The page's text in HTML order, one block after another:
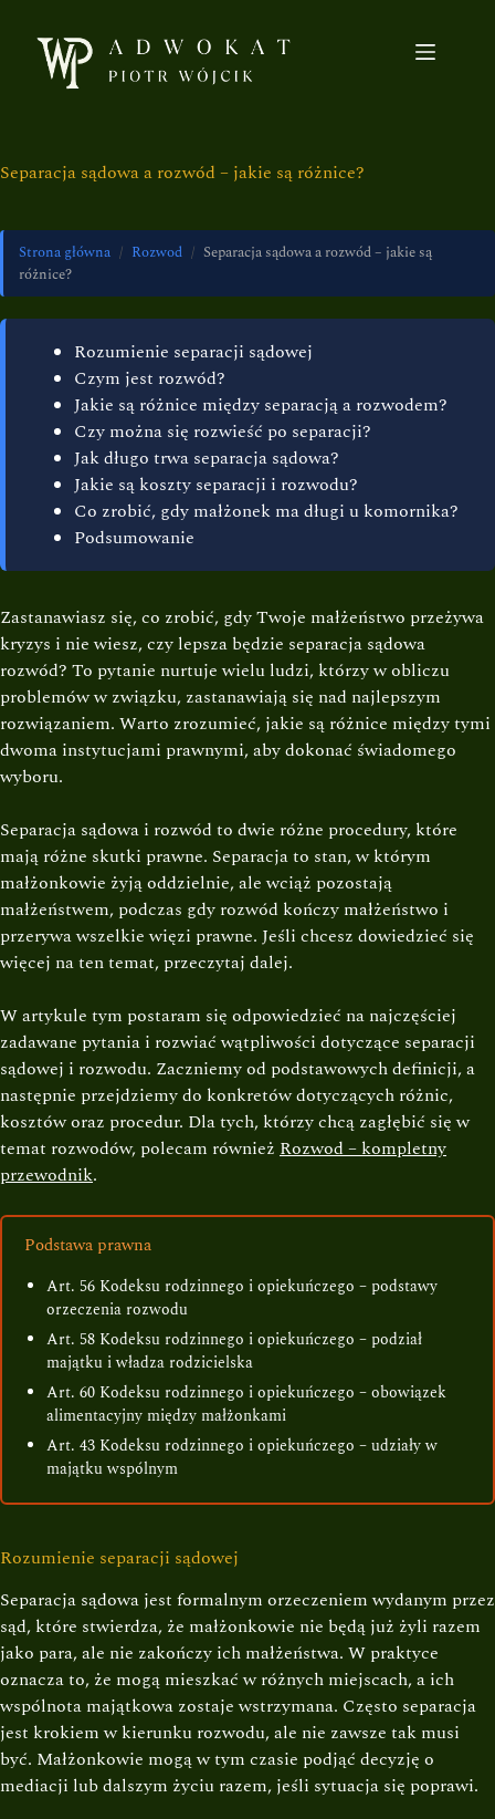
Separacja sądowa a rozwód – jakie są różnice?
Strona główna / Rozwod / Separacja sądowa a rozwód – jakie są
różnice?
Rozumienie separacji sądowej
Czym jest rozwód?
Jakie są różnice między separacją a rozwodem?
Czy można się rozwieść po separacji?
Jak długo trwa separacja sądowa?
Jakie są koszty separacji i rozwodu?
Co zrobić, gdy małżonek ma długi u komornika?
Podsumowanie
Zastanawiasz się, co zrobić, gdy Twoje małżeństwo przeżywa
kryzys i nie wiesz, czy lepsza będzie separacja sądowa
rozwód? To pytanie nurtuje wielu ludzi, którzy w obliczu
problemów w związku, zastanawiają się nad najlepszym
rozwiązaniem. Warto zrozumieć, jakie są różnice między tymi
dwoma instytucjami prawnymi, aby dokonać świadomego
wyboru.
Separacja sądowa i rozwód to dwie różne procedury, które
mają różne skutki prawne. Separacja to stan, w którym
małżonkowie żyją oddzielnie, ale wciąż pozostają
małżeństwem, podczas gdy rozwód kończy małżeństwo i
przerywa wszelkie więzi prawne. Jeśli chcesz dowiedzieć się
więcej na ten temat, przeczytaj dalej.
W artykule tym postaram się odpowiedzieć na najczęściej
zadawane pytania i rozwiać wątpliwości dotyczące separacji
sądowej i rozwodu. Zaczniemy od podstawowych definicji, a
następnie przejdziemy do konkretów dotyczących różnic,
kosztów oraz procedur. Dla tych, którzy chcą zagłębić się w
temat rozwodów, polecam również Rozwod – kompletny
przewodnik.
Podstawa prawna
Art. 56 Kodeksu rodzinnego i opiekuńczego – podstawy
orzeczenia rozwodu
Art. 58 Kodeksu rodzinnego i opiekuńczego – podział
majątku i władza rodzicielska
Art. 60 Kodeksu rodzinnego i opiekuńczego – obowiązek
alimentacyjny między małżonkami
Art. 43 Kodeksu rodzinnego i opiekuńczego – udziały w
majątku wspólnym
Rozumienie separacji sądowej
Separacja sądowa jest formalnym orzeczeniem wydanym przez
sąd, które stwierdza, że małżonkowie nie będą już żyli razem
jako para, ale nie zakończy ich małżeństwa. W praktyce
oznacza to, że mogą mieszkać w różnych miejscach, a ich
wspólnota majątkowa zostaje wstrzymana. Często separacja
jest krokiem w kierunku rozwodu, ale nie zawsze tak musi
być. Małżonkowie mogą w tym czasie podjąć decyzję o
mediacji lub dalszym życiu razem, jeśli sytuacja się poprawi.